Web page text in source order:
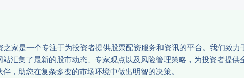
家是一个专注于为投资者提供股票配资服务和资讯的平台。我们致
汇集了最新的股市动态、专家观点以及风险管理策略，为投资者提
，助您在复杂多变的市场环境中做出明智的决策。